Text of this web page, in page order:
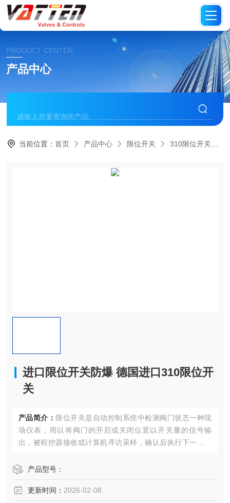
PRODUCT CENTER
产品中心
当前位置：首页 产品中心 限位开关 310限位开关
进口限位开关防爆 德国进口310限位开
关
产品简介： 限位开关是自动控制系统中检测阀门状态一种现
场仪表，用以将阀门的开启或关闭位置以开关量的信号输
出，被程控器接收或计算机寻访采样，确认后执行下一步程
产品型号：
更新时间： 2026-02-08